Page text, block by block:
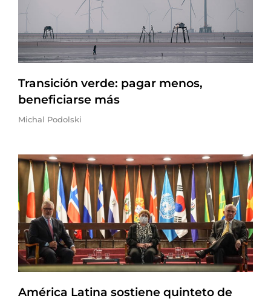
Transición verde: pagar menos,
beneficiarse más
Michal Podolski
América Latina sostiene quinteto de